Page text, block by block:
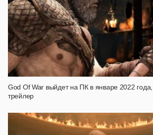
God Of War выйдет на ПК в январе 2022
трейлер